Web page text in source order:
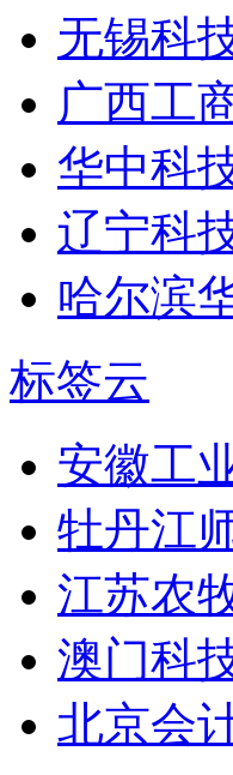
无锡科
广西工
华中科
辽宁科
哈尔滨
标签云
安徽工
牡丹江
江苏农
澳门科
北京会